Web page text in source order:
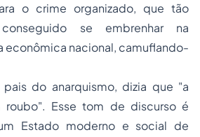
o crime organizado, que tão
se embrenhar na
econômica nacional, camuflando-
do anarquismo, dizia que "a
Esse tom de discurso é
Estado moderno e social de